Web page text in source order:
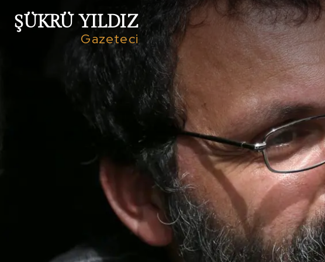
ŞÜKRÜ YILDIZ
Gazeteci